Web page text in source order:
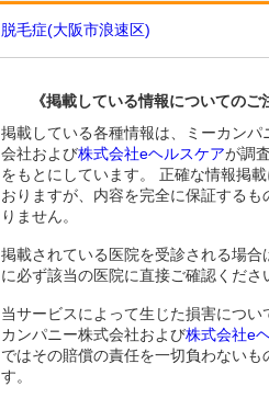
脱毛症(大阪市浪速区)
《掲載している情報についてのご
掲載している各種情報は、ミーカンパ
会社および株式会社eヘルスケアが調
をもとにしています。 正確な情報掲
おりますが、内容を完全に保証するも
りません。
掲載されている医院を受診される場合
に必ず該当の医院に直接ご確認くださ
当サービスによって生じた損害につい
カンパニー株式会社および株式会社e
ではその賠償の責任を一切負わないも
す。